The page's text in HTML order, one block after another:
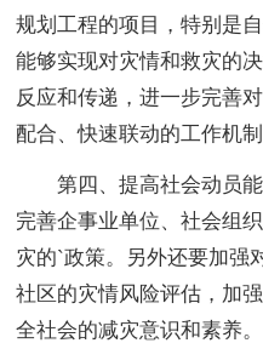
规划工程的项目，特别是
能够实现对灾情和救灾的
反应和传递，进一步完善
配合、快速联动的工作机制
第四、提高社会动员能
完善企事业单位、社会组
灾的`政策。另外还要加强
社区的灾情风险评估，加
全社会的减灾意识和素养。